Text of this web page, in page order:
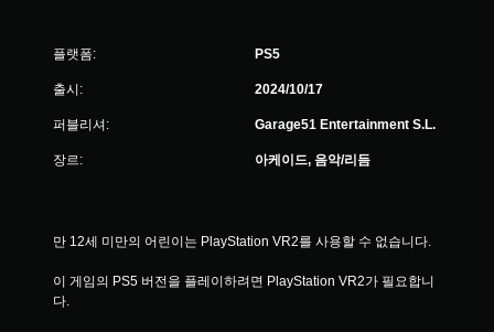
플랫폼: PS5
출시: 2024/10/17
퍼블리셔: Garage51 Entertainment S.L.
장르: 아케이드, 음악/리듬
만 12세 미만의 어린이는 PlayStation VR2를 사용할 수 없습니다.
이 게임의 PS5 버전을 플레이하려면 PlayStation VR2가 필요합니
다.